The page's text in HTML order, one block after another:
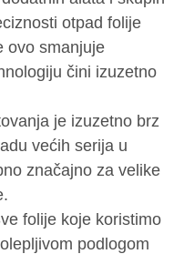
otpad folije
ovo smanjuje
čini izuzetno
je izuzetno brz
većih serija u
značajno za velike
folije koje koristimo
podlogom